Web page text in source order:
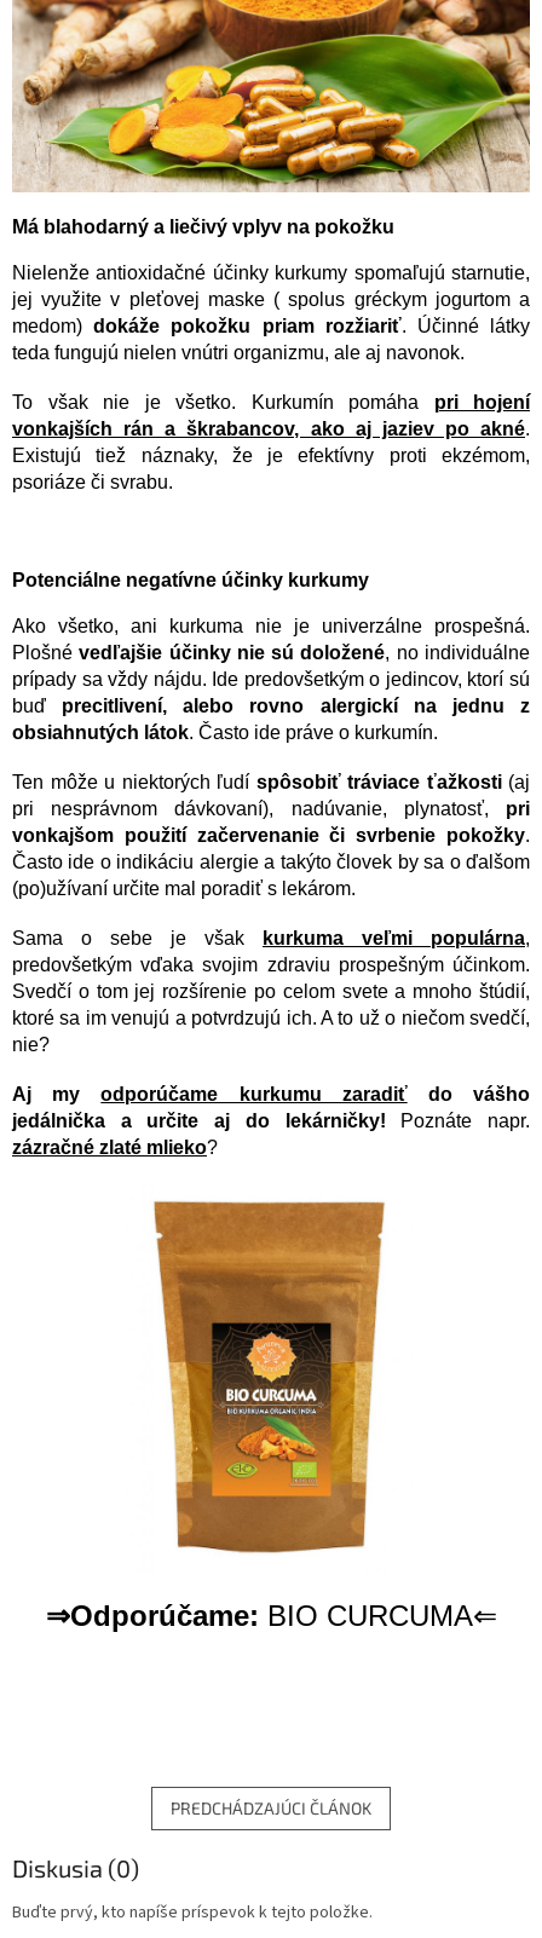
Má blahodarný a liečivý vplyv na pokožku
Nielenže antioxidačné účinky kurkumy spomaľujú starnutie,
jej využite v pleťovej maske ( spolus gréckym jogurtom a
medom)dokáže pokožku priam rozžiariť. Účinné látky
teda fungujú nielen vnútri organizmu, ale aj navonok.
To však nie je všetko. Kurkumín pomáha pri hojení
vonkajších rán a škrabancov, ako aj jaziev po akné.
Existujú tiež náznaky, že je efektívny proti ekzémom,
psoriáze či svrabu.
Potenciálne negatívne účinky kurkumy
Ako všetko, ani kurkuma nie je univerzálne prospešná.
Plošnévedľajšie účinky nie sú doložené, no individuálne
prípady sa vždy nájdu. Ide predovšetkým o jedincov, ktorí sú
buď precitlivení, alebo rovno alergickí na jednu z
obsiahnutých látok. Často ide práve o kurkumín.
Ten môže u niektorých ľudí spôsobiť tráviace ťažkosti(aj
pri nesprávnom dávkovaní), nadúvanie, plynatosť, pri
vonkajšom použití začervenanie či svrbenie pokožky.
Často ide o indikáciu alergie a takýto človek by sa o ďalšom
(po)užívaní určite mal poradiť s lekárom.
Sama o sebe je však kurkuma veľmi populárna,
predovšetkým vďaka svojim zdraviu prospešným účinkom.
Svedčí o tom jej rozšírenie po celom svete a mnoho štúdií,
ktoré sa im venujú a potvrdzujú ich. A to už o niečom svedčí,
nie?
Aj myodporúčame kurkumu zaradiťdo vášho
jedálnička a určite aj do lekárničky! Poznáte napr.
zázračné zlaté mlieko?
⇒Odporúčame: BIO CURCUMA⇐
PREDCHÁDZAJÚCI ČLÁNOK
Diskusia (0)
Buďte prvý, kto napíše príspevok k tejto položke.